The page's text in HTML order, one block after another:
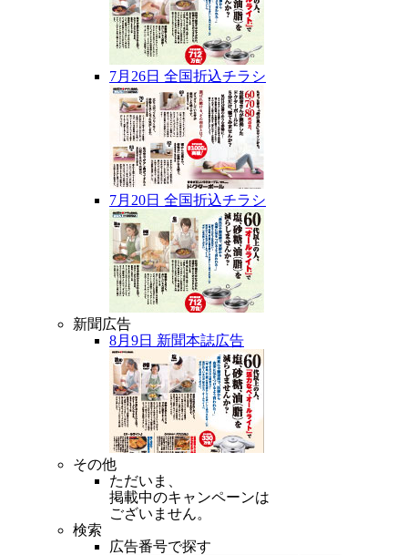
7月26日 全国折込チラシ
7月20日 全国折込チラシ
新聞広告
8月9日 新聞本誌広告
その他
ただいま、
掲載中のキャンペーンは
ございません。
検索
広告番号で探す